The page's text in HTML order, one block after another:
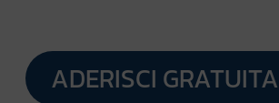
ADERISCI